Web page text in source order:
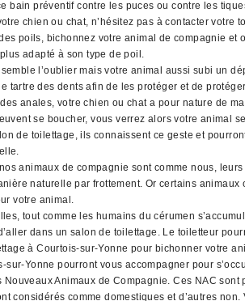
bain préventif contre les puces ou contre les
chien ou chat, n’hésitez pas à contacter votre
poils, bichonnez votre animal de compagnie
adapté à son type de poil.
l’oublier mais votre animal aussi subi un
tartre des dents afin de les protéger et de
anales, votre chien ou chat a pour nature de
se boucher, vous verrez alors votre animal
de toilettage, ils connaissent ce geste et
animaux de compagnie sont comme nous,
naturelle par frottement. Or certains
votre animal.
tout comme les humains du cérumen
dans un salon de toilettage. Le toiletteur
à Courtois-sur-Yonne pour bichonner votre
sur-Yonne pourront vous accompagner pour
Nouveaux Animaux de Compagnie. Ces NAC
considérés comme domestiques et d’autres